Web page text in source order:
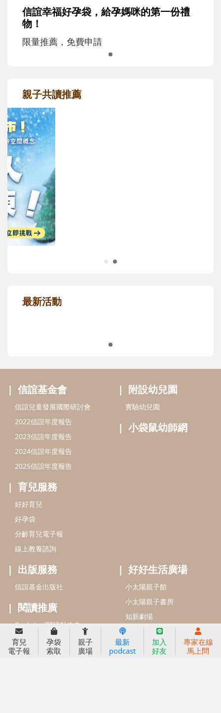
信誼幸福好孕袋，給孕媽咪的第一份禮
物！
限量推薦，免費申請
親子共讀推薦
最新活動
信誼基金會
信誼兒童發展國際研討會
2023信誼年度報告
2024信誼年度報告
2025信誼年度報告
育兒服務
好好育兒
好孕袋
小袋鼠幼師網
育兒
電子報
孕袋
索取
親子
廣場
最新
podcast
加入
好友
專家在線
馬上問